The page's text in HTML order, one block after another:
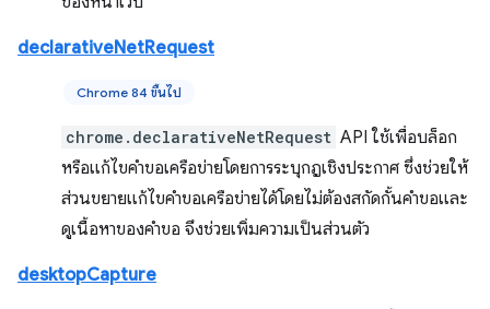
declarativeNetRequest
Chrome 84 ขึ้นไป
chrome.declarativeNetRequest API ใช้เพื่อบล็อก
หรือแก้ไขคำขอเครือข่ายโดยการระบุกฎเชิงประกาศ ซึ่งช่วยให้
ส่วนขยายแก้ไขคำขอเครือข่ายได้โดยไม่ต้องสกัดกั้นคำขอและ
ดูเนื้อหาของคำขอ จึงช่วยเพิ่มความเป็นส่วนตัว
desktopCapture